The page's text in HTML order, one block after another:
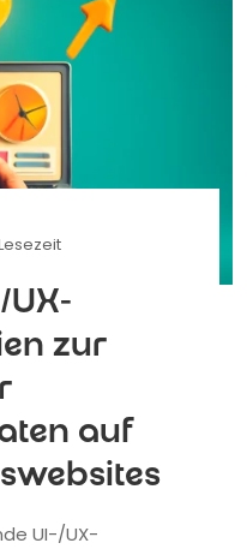
UX-
zur
auf
UI-/UX-